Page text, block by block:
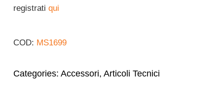
registrati qui
COD: MS1699
Categories: Accessori, Articoli Tecnici